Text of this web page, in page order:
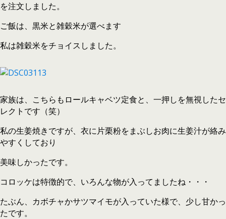
を注文しました。
ご飯は、黒米と雑穀米が選べます
私は雑穀米をチョイスしました。
家族は、こちらもロールキャベツ定食と、一押しを無視したセ
レクトです（笑）
私の生姜焼きですが、衣に片栗粉をまぶしお肉に生姜汁が絡み
やすくしており
美味しかったです。
コロッケは特徴的で、いろんな物が入ってましたね・・・
たぶん、カボチャかサツマイモが入っていた様で、少し甘かっ
たです。